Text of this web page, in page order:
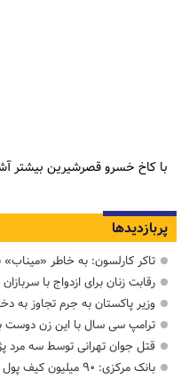
با کاخ خسرو قصرشیرین بیشتر
پربازدیدها
تاکر کارلسون: به خاطر
رقابت زنان برای ازدواج با
وزیر پاکستان به جرم تجاوز به
ترامپ سی سال با این زن دوست
قتل جوان تهرانی توسط سه مرد
بانک مرکزی: ۹۰ میلیون کیف پول برای ایرانی ها ساخته شد